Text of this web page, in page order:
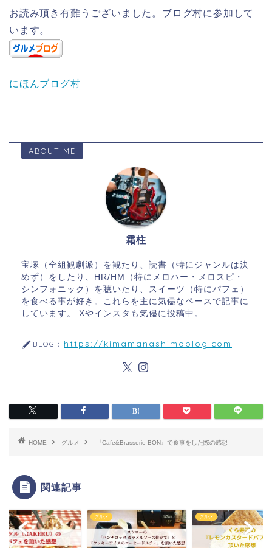
お読み頂き有難うございました。ブログ村に参加して
います。
にほんブログ村
ABOUT ME
霜柱
宝塚（全組観劇派）を観たり、読書（特にジャンルは決
めず）をしたり、HR/HM（特にメロハー・メロスピ・
シンフォニック）を聴いたり、スイーツ（特にパフェ）
を食べる事が好き。これらを主に気儘なペースで記事に
しています。 Xやインスタも気儘に投稿中。
BLOG： https://kimamanashimoblog.com
HOME グルメ 『Cafe&Brasserie BON』で食事をした際の感想
関連記事
グルメ グルメ